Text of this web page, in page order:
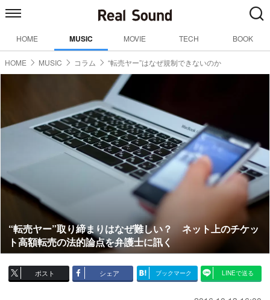
HOME MUSIC MOVIE TECH BOOK
HOME MUSIC コラム “転売ヤー”はなぜ規制できないのか
“転売ヤー”取り締まりはなぜ難しい？ ネット上のチケッ
ト高額転売の法的論点を弁護士に訊く
ポスト シェア ブックマーク LINEで送る